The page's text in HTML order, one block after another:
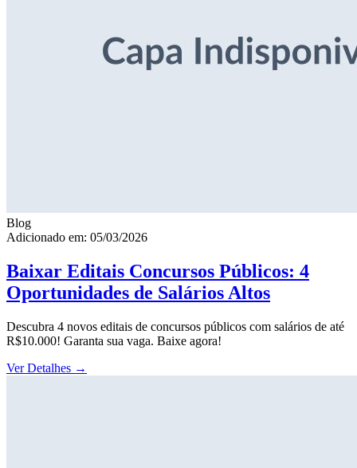
Blog
Adicionado em: 05/03/2026
Baixar Editais Concursos Públicos: 4
Oportunidades de Salários Altos
Descubra 4 novos editais de concursos públicos com salários de até
R$10.000! Garanta sua vaga. Baixe agora!
Ver Detalhes →